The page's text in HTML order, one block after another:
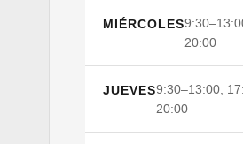
MIÉRCOLES
20:00
JUEVES9:30–13:00,
20:00